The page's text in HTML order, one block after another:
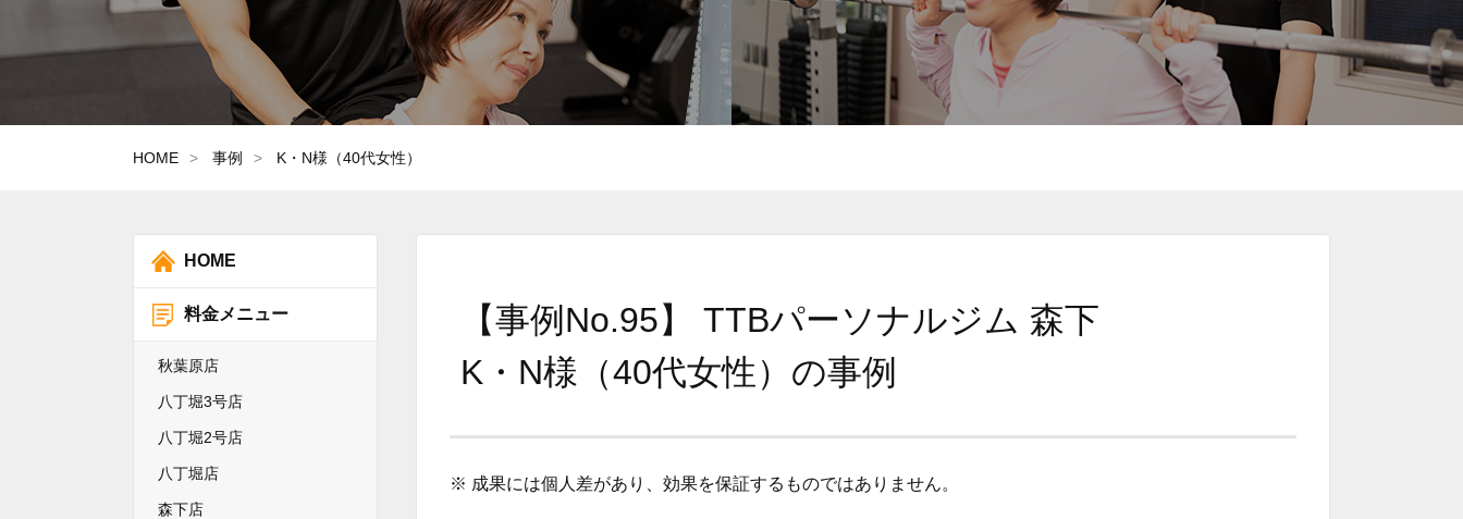
HOME 事例 K・N様（40代女性）
【事例No.95】 TTBパーソナルジム 森下
K・N様（40代女性）の事例
※ 成果には個人差があり、効果を保証するものではありません。
HOME
料金メニュー
秋葉原店
八丁堀3号店
八丁堀2号店
八丁堀店
森下店